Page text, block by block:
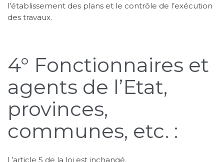
l’établissement des plans et le contrôle de l’exécution
des travaux.
4° Fonctionnaires et
agents de l’Etat,
provinces,
communes, etc. :
L’article 5 de la loi est inchangé.